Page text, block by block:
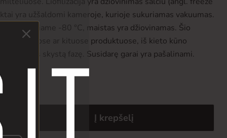
yra užšaldomi kameroje, kurioje sukuriamas vakuumas.
siekiančiame -80 °C, maistas yra džiovinamas. Šio
uogose ar kituose produktuose, iš kieto kūno
skystą fazę. Susidarę garai yra pašalinami.
Į krepšelį